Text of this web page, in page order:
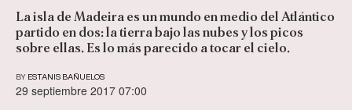
La isla de Madeira es un mundo en medio del Atlántico
partido en dos: la tierra bajo las nubes y los picos
sobre ellas. Es lo más parecido a tocar el cielo.
BY ESTANIS BAÑUELOS
29 septiembre 2017 07:00